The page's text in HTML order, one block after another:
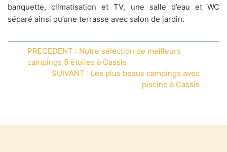
banquette, climatisation et TV, une salle d’eau et WC
séparé ainsi qu’une terrasse avec salon de jardin.
PRECEDENT : Notre sélection de meilleurs
campings 5 étoiles à Cassis
SUIVANT : Les plus beaux campings avec
piscine à Cassis